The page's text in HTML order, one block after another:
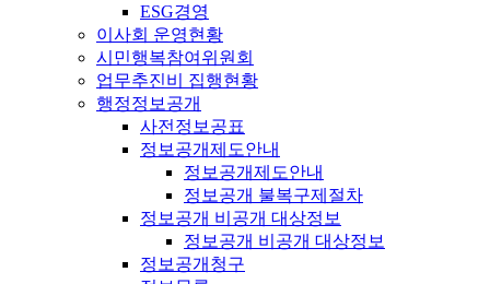
ESG경영
이사회 운영현황
시민행복참여위원회
업무추진비 집행현황
행정정보공개
사전정보공표
정보공개제도안내
정보공개제도안내
정보공개 불복구제절차
정보공개 비공개 대상정보
정보공개 비공개 대상정보
정보공개청구